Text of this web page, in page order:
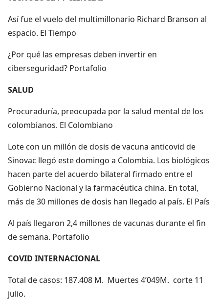
Así fue el vuelo del multimillonario Richard Branson al
espacio. El Tiempo
¿Por qué las empresas deben invertir en
ciberseguridad? Portafolio
SALUD
Procuraduría, preocupada por la salud mental de los
colombianos. El Colombiano
Lote con un millón de dosis de vacuna anticovid de
Sinovac llegó este domingo a Colombia. Los biológicos
hacen parte del acuerdo bilateral firmado entre el
Gobierno Nacional y la farmacéutica china. En total,
más de 30 millones de dosis han llegado al país. El País
Al país llegaron 2,4 millones de vacunas durante el fin
de semana. Portafolio
COVID INTERNACIONAL
Total de casos: 187.408 M. Muertes 4’049M. corte 11
julio.